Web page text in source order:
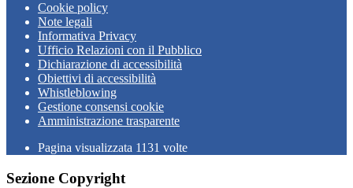
Cookie policy
Note legali
Informativa Privacy
Ufficio Relazioni con il Pubblico
Dichiarazione di accessibilità
Obiettivi di accessibilità
Whistleblowing
Gestione consensi cookie
Amministrazione trasparente
Pagina visualizzata 1131 volte
Sezione Copyright